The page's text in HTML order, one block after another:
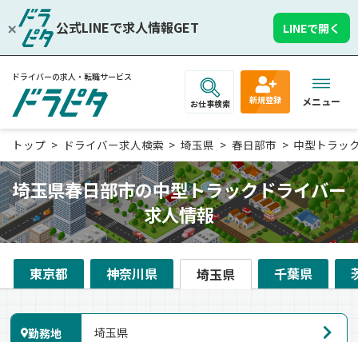
公式LINEで求人情報GET LINEで開く
ドライバーの求人・転職サービス
お仕事検索 新規登録 メニュー
トップ ドライバー求人検索 埼玉県 春日部市 中型トラッ
埼玉県春日部市の中型トラックドライバー
求人情報
東京都 神奈川県 埼玉県 千葉県
勤務地